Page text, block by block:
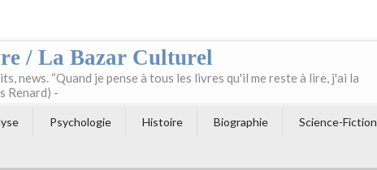
/ La Bazar Culturel
news. “Quand je pense à tous les livres qu'il me reste à lire, j'ai la
Renard) -
Psychologie Histoire Biographie Science-Fiction